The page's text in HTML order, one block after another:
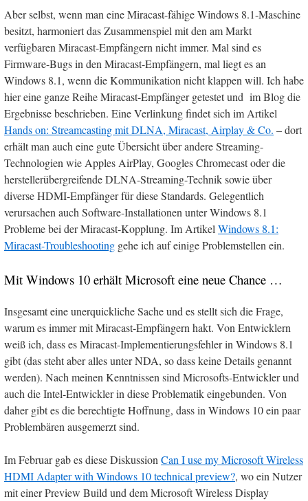
Aber selbst, wenn man eine Miracast-fähige Windows 8.1-Maschine
besitzt, harmoniert das Zusammenspiel mit den am Markt
verfügbaren Miracast-Empfängern nicht immer. Mal sind es
Firmware-Bugs in den Miracast-Empfängern, mal liegt es an
Windows 8.1, wenn die Kommunikation nicht klappen will. Ich habe
hier eine ganze Reihe Miracast-Empfänger getestet und im Blog die
Ergebnisse beschrieben. Eine Verlinkung findet sich im Artikel
Hands on: Streamcasting mit DLNA, Miracast, Airplay & Co. – dort
erhält man auch eine gute Übersicht über andere Streaming-
Technologien wie Apples AirPlay, Googles Chromecast oder die
herstellerübergreifende DLNA-Streaming-Technik sowie über
diverse HDMI-Empfänger für diese Standards. Gelegentlich
verursachen auch Software-Installationen unter Windows 8.1
Probleme bei der Miracast-Kopplung. Im ArtikelWindows 8.1:
Miracast-Troubleshooting gehe ich auf einige Problemstellen ein.
Mit Windows 10 erhält Microsoft eine neue Chance …
Insgesamt eine unerquickliche Sache und es stellt sich die Frage,
warum es immer mit Miracast-Empfängern hakt. Von Entwicklern
weiß ich, dass es Miracast-Implementierungsfehler in Windows 8.1
gibt (das steht aber alles unter NDA, so dass keine Details genannt
werden). Nach meinen Kenntnissen sind Microsofts-Entwickler und
auch die Intel-Entwickler in diese Problematik eingebunden. Von
daher gibt es die berechtigte Hoffnung, dass in Windows 10 ein paar
Problembären ausgemerzt sind.
Im Februar gab es diese DiskussionCan I use my Microsoft Wireless
HDMI Adapter with Windows 10 technical preview?, wo ein Nutzer
mit einer Preview Build und dem Microsoft Wireless Display